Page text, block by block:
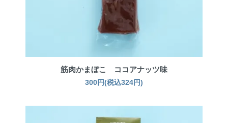
筋肉かまぼこ ココアナッツ味
300円(税込324円)